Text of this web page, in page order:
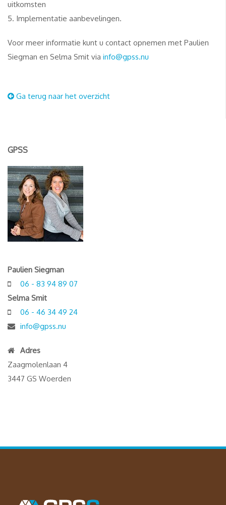
uitkomsten
5. Implementatie aanbevelingen.
Voor meer informatie kunt u contact opnemen met Paulien
Siegman en Selma Smit via info@gpss.nu
Ga terug naar het overzicht
GPSS
Paulien Siegman
06 - 83 94 89 07
Selma Smit
06 - 46 34 49 24
info@gpss.nu
Adres
Zaagmolenlaan 4
3447 GS Woerden